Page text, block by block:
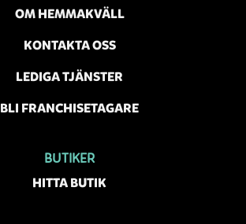
OM HEMMAKVÄLL
KONTAKTA OSS
LEDIGA TJÄNSTER
BLI FRANCHISETAGARE
BUTIKER
HITTA BUTIK